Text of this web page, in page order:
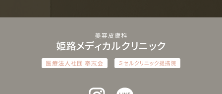
インスタグラム